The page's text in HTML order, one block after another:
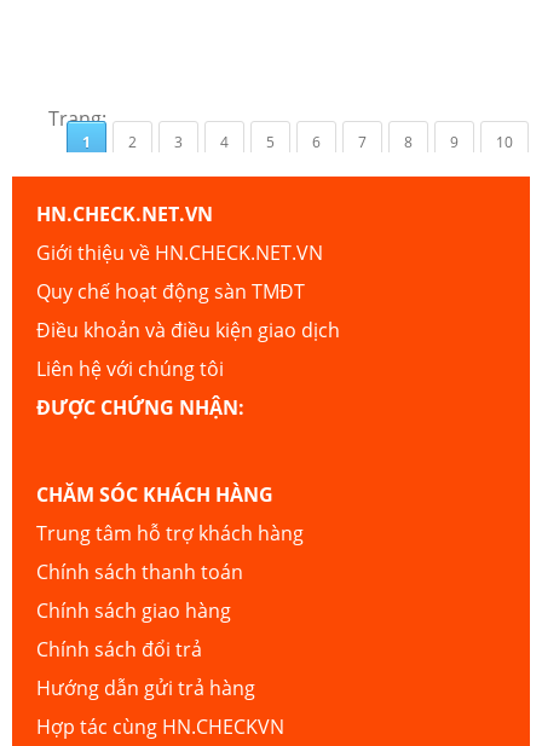
Trang:
1 2 3 4 5 6 7 8 9 10
HN.CHECK.NET.VN
Giới thiệu về HN.CHECK.NET.VN
Quy chế hoạt động sàn TMĐT
Điều khoản và điều kiện giao dịch
Liên hệ với chúng tôi
ĐƯỢC CHỨNG NHẬN:
CHĂM SÓC KHÁCH HÀNG
Trung tâm hỗ trợ khách hàng
Chính sách thanh toán
Chính sách giao hàng
Chính sách đổi trả
Hướng dẫn gửi trả hàng
Hợp tác cùng HN.CHECKVN